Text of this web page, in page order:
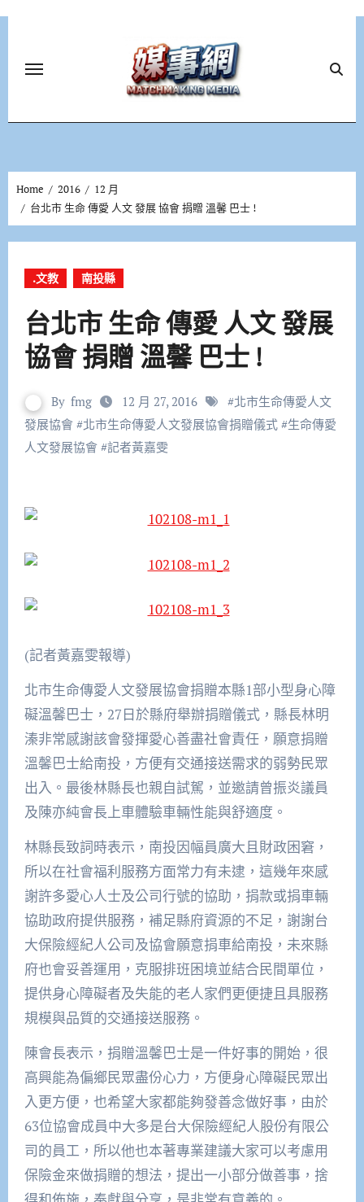
Home 2016
12 月
台北市 生命 傳愛 人文 發展 協會 捐贈 溫馨 巴士 !
.文教 南投縣
台北市 生命 傳愛 人文 發展
協會 捐贈 溫馨 巴士 !
By fmg 12 月 27, 2016 #北市生命傳愛人文
發展協會#北市生命傳愛人文發展協會捐贈儀式#生命傳愛
人文發展協會#記者黃嘉雯
(記者黃嘉雯報導)
北市生命傳愛人文發展協會捐贈本縣1部小型身心障
礙溫馨巴士，27日於縣府舉辦捐贈儀式，縣長林明
溱非常感謝該會發揮愛心善盡社會責任，願意捐贈
溫馨巴士給南投，方便有交通接送需求的弱勢民眾
出入。最後林縣長也親自試駕，並邀請曾振炎議員
及陳亦純會長上車體驗車輛性能與舒適度。
林縣長致詞時表示，南投因幅員廣大且財政困窘，
所以在社會福利服務方面常力有未逮，這幾年來感
謝許多愛心人士及公司行號的協助，捐款或捐車輛
協助政府提供服務，補足縣府資源的不足，謝謝台
大保險經紀人公司及協會願意捐車給南投，未來縣
府也會妥善運用，克服排班困境並結合民間單位，
提供身心障礙者及失能的老人家們更便捷且具服務
規模與品質的交通接送服務。
陳會長表示，捐贈溫馨巴士是一件好事的開始，很
高興能為偏鄉民眾盡份心力，方便身心障礙民眾出
入更方便，也希望大家都能夠發善念做好事，由於
63位協會成員中大多是台大保險經紀人股份有限公
司的員工，所以他也本著專業建議大家可以考慮用
保險金來做捐贈的想法，提出一小部分做善事，捨